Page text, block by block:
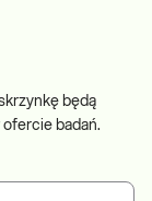
będą
badań.